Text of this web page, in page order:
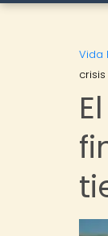
Vida
crisis